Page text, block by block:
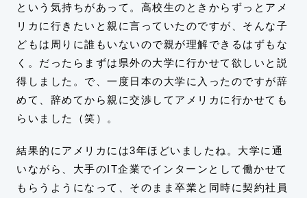
という気持ちがあって。 高校生のときからずっとアメ
リカに行きたいと親に言っていたのですが、そんな子
どもは周りに誰もいないので親が理解できるはずもな
く。 だったらまずは県外の大学に行かせて欲しいと説
得しました。で、一度日本の大学に入ったのですが辞
めて、辞めてから親に交渉してアメリカに行かせても
らいました（笑）。
結果的にアメリカには3年ほどいましたね。大学に通
いながら、大手のIT企業でインターンとして働かせて
もらうようになって、そのまま卒業と同時に契約社員